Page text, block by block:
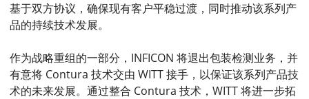
基于双方协议，确保现有客户平稳过渡，同时推动该系列产
品的持续技术发展。
作为战略重组的一部分，INFICON 将退出包装检测业务，并
有意将 Contura 技术交由 WITT 接手，以保证该系列产品技
术的未来发展。通过整合 Contura 技术，WITT 将进一步拓